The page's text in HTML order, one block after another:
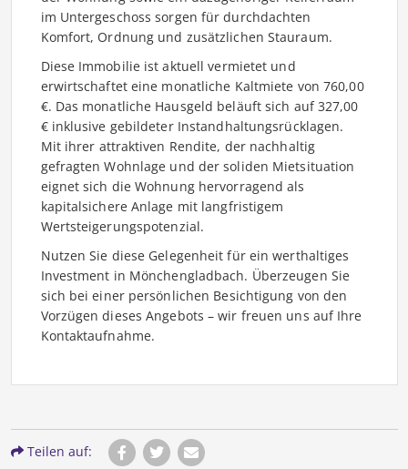
im Untergeschoss sorgen für durchdachten
Komfort, Ordnung und zusätzlichen Stauraum.
Diese Immobilie ist aktuell vermietet und
erwirtschaftet eine monatliche Kaltmiete von 760,00
€. Das monatliche Hausgeld beläuft sich auf 327,00
€ inklusive gebildeter Instandhaltungsrücklagen.
Mit ihrer attraktiven Rendite, der nachhaltig
gefragten Wohnlage und der soliden Mietsituation
eignet sich die Wohnung hervorragend als
kapitalsichere Anlage mit langfristigem
Wertsteigerungspotenzial.
Nutzen Sie diese Gelegenheit für ein werthaltiges
Investment in Mönchengladbach. Überzeugen Sie
sich bei einer persönlichen Besichtigung von den
Vorzügen dieses Angebots – wir freuen uns auf Ihre
Kontaktaufnahme.
Teilen auf: